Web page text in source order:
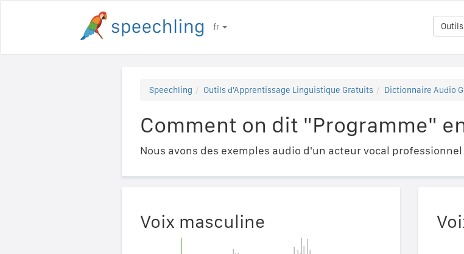
fr
Speechling Outils d'Apprentissage Linguistique Gratuits Dictionnaire Audio
Comment on dit "Programme"
Nous avons des exemples audio d'un acteur vocal
Voix masculine